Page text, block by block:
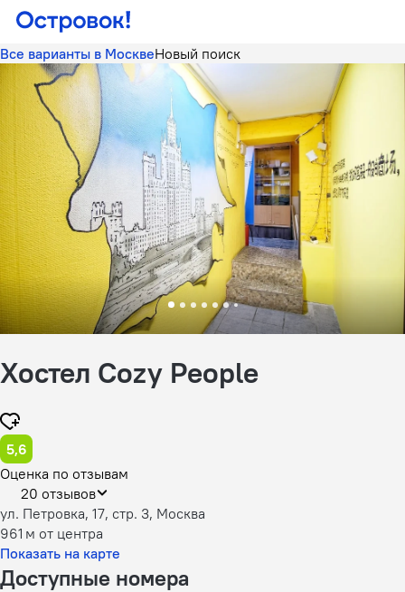
Все варианты в МосквеНовый поиск
Хостел Cozy People
5,6
Оценка по отзывам
20 отзывов
ул. Петровка, 17, стр. 3, Москва
961 м от центра
Показать на карте
Доступные номера